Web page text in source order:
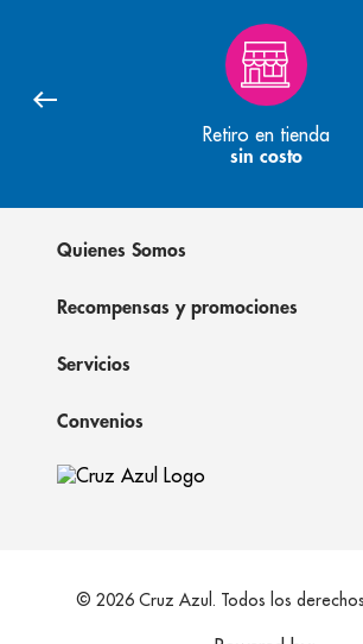
Retiro en tienda
sin costo
Quienes Somos
Recompensas y promociones
Servicios
Convenios
© 2026 Cruz Azul. Todos los